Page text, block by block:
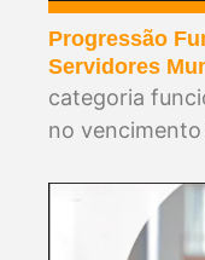
Progressão
Servidores
categoria
no